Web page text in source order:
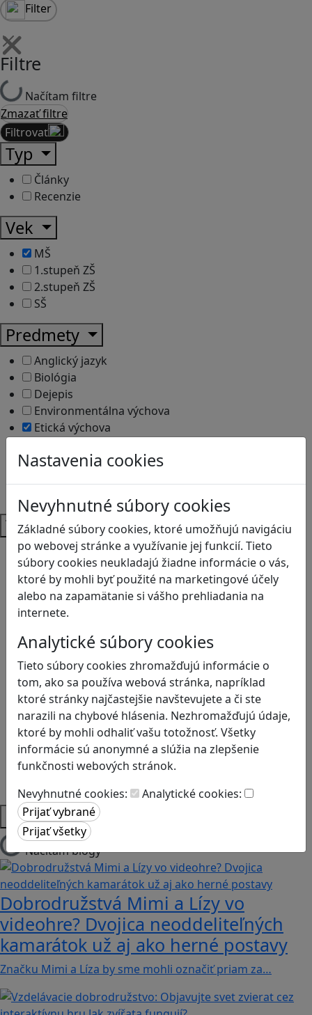
Nastavenia cookies
Nevyhnutné súbory cookies
Základné súbory cookies, ktoré umožňujú navigáciu
po webovej stránke a využívanie jej funkcií. Tieto
súbory cookies neukladajú žiadne informácie o vás,
ktoré by mohli byť použité na marketingové účely
alebo na zapamätanie si vášho prehliadania na
internete.
Analytické súbory cookies
Tieto súbory cookies zhromažďujú informácie o
tom, ako sa používa webová stránka, napríklad
ktoré stránky najčastejšie navštevujete a či ste
narazili na chybové hlásenia. Nezhromažďujú údaje,
ktoré by mohli odhaliť vašu totožnosť. Všetky
informácie sú anonymné a slúžia na zlepšenie
funkčnosti webových stránok.
Nevyhnutné cookies:
Analytické cookies:
Filter
Filtre
Načítam filtre
Zmazať filtre
Filtrovať
Typ
Články
Recenzie
Vek
MŠ
1.stupeň ZŠ
2.stupeň ZŠ
SŠ
Predmety
Anglický jazyk
Biológia
Dejepis
Environmentálna výchova
Etická výchova
Matematika
Témy
Bezpečnosť na internete
Čítanie s porozumením
Digitálna rovnováha
Ekológia
Globálne vzdelávanie
Kreativita
Kritické myslenie
Kyberšikana
Logické myslenie
Ľudské práva a tolerancia
Motorika a koncentrácia
Programovanie/Technika
Sociálne zručnosti a kooperácia
Strategické myslenie
Zdravie a pohyb
Platformy
Načítam blogy
Dobrodružstvá Mimi a Lízy vo
videohre? Dvojica neoddeliteľných
kamarátok už aj ako herné postavy
Značku Mimi a Líza by sme mohli označiť priam za…